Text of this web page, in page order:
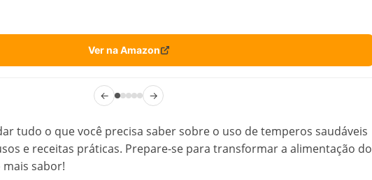
Ver na Amazon
← →
tudo o que você precisa saber sobre o uso de temperos saudáveis
e receitas práticas. Prepare-se para transformar a alimentação do
sabor!